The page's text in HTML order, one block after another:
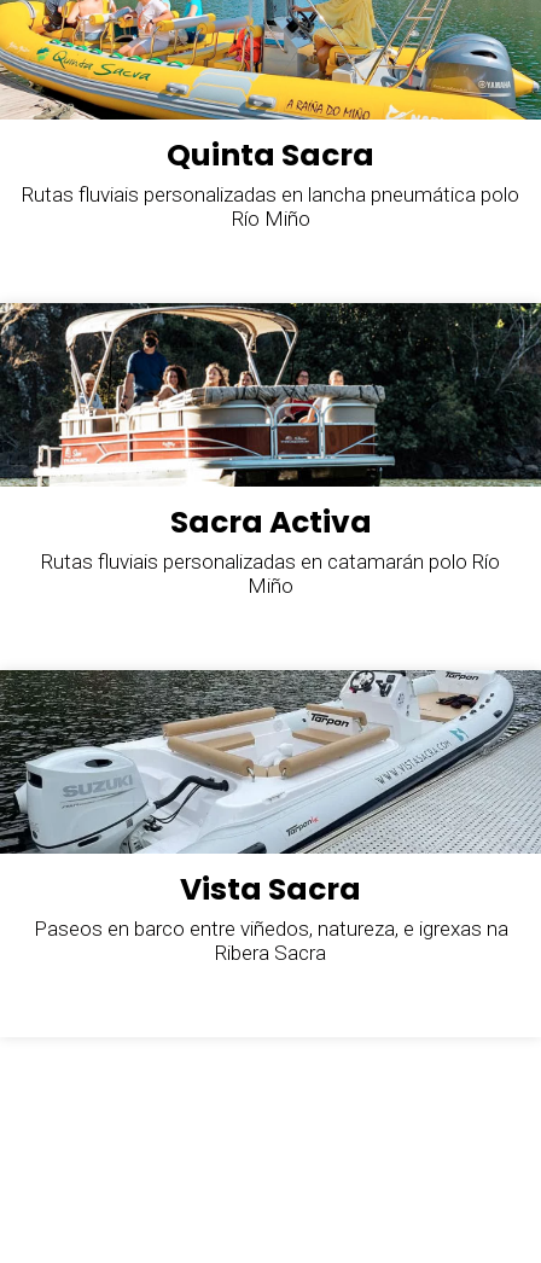
Quinta Sacra
Rutas fluviais personalizadas en lancha pneumática polo
Río Miño
Sacra Activa
Rutas fluviais personalizadas en catamarán polo Río
Miño
Vista Sacra
Paseos en barco entre viñedos, natureza, e igrexas na
Ribera Sacra